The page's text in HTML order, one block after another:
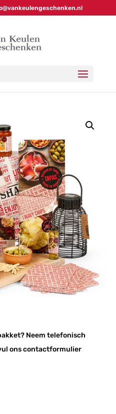
Neem telefonisch
ons contactformulier